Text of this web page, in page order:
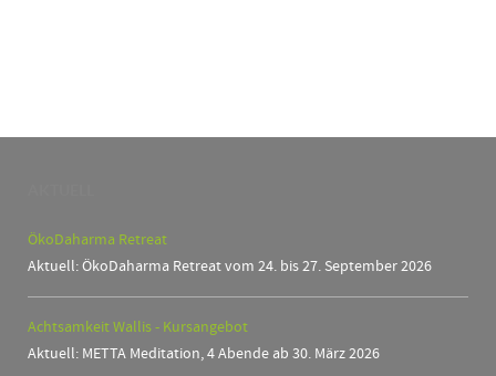
ÖkoDaharma Retreat
Aktuell: ÖkoDaharma Retreat vom 24. bis 27. September 2026
Achtsamkeit Wallis - Kursangebot
Aktuell: METTA Meditation, 4 Abende ab 30. März 2026